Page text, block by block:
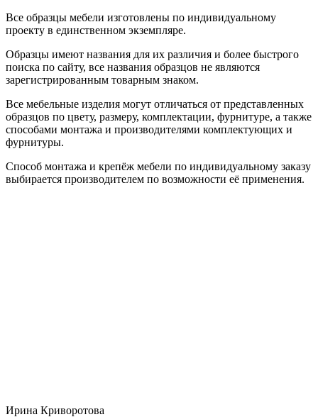
Все образцы мебели изготовлены по индивидуальному
проекту в единственном экземпляре.
Образцы имеют названия для их различия и более быстрого
поиска по сайту, все названия образцов не являются
зарегистрированным товарным знаком.
Все мебельные изделия могут отличаться от представленных
образцов по цвету, размеру, комплектации, фурнитуре, а также
способами монтажа и производителями комплектующих и
фурнитуры.
Способ монтажа и крепёж мебели по индивидуальному заказу
выбирается производителем по возможности её применения.
Ирина Криворотова